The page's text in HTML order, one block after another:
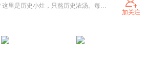
你爱听故事吗？这里是历史小灶，只熬历史浓汤。每段故事都有独特风味，等你来品！
加关注